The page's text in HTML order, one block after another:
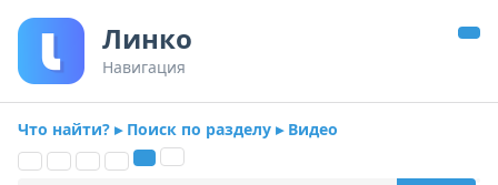
Линко
Навигация
Что найти? ▸ Поиск по разделу ▸ Видео